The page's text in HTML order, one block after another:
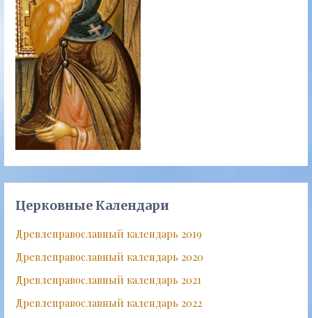
Церковные Календари
Древлеправославный календарь 2019
Древлеправославный календарь 2020
Древлеправославный календарь 2021
Древлеправославный календарь 2022